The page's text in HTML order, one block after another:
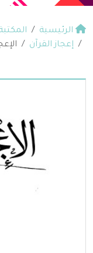
الرئيسية
إعجاز القرآن